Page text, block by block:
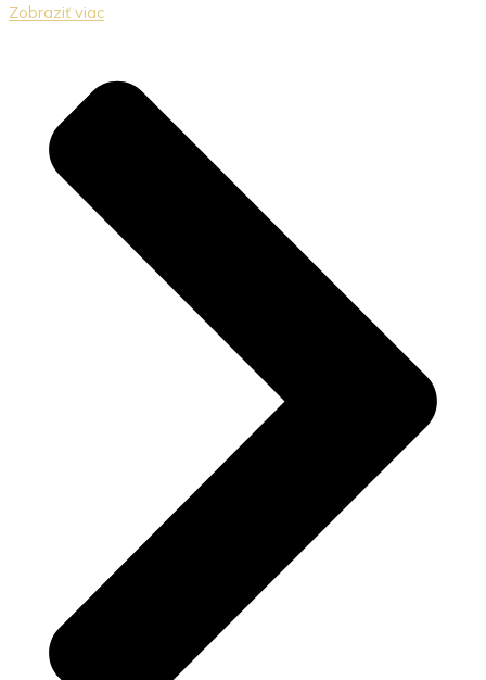
Zobraziť viac